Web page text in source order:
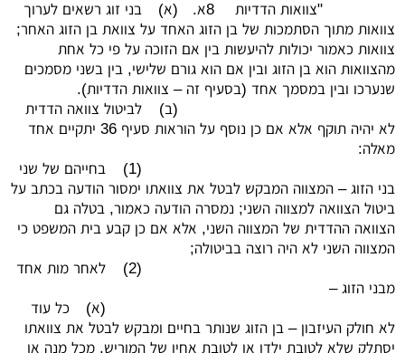
"צוואות הדדיות
8א. (א)
בני זוג רשאים לערוך
צוואות מתוך הסתמכות של בן הזוג האחד על צוואת בן הזוג האחר;
צוואות כאמור יכולות להיעשות בין אם הזוכה על פי כל אחת
מהצוואות הוא בן הזוג ובין אם הוא גורם שלישי, בין בשני מסמכים
שנערכו ובין במסמך אחד (בסעיף זה – צוואות הדדיות).
(ב)
לביטול צוואה הדדית
לא יהיה תוקף אלא אם כן נוסף על הוראות סעיף 36 יתקיים אחד
מאלה:
(1)
בחייהם של שני
בני הזוג – המצווה המבקש לבטל את צוואתו ימסור הודעה בכתב על
ביטול הצוואה למצווה השני; נמסרה הודעה כאמור, בטלה גם
הצוואה ההדדית של המצווה השני, אלא אם כן קבע בית המשפט כי
המצווה השני לא היה רוצה בביטולה;
(2)
לאחר מות אחד
מבני הזוג –
(א)
כל עוד
לא חולק העיזבון – בן הזוג שנותר בחיים ומבקש לבטל את צוואתו
יסתלק שלא לטובת ילדו או לטובת אחיו של המוריש, מכל מנה או